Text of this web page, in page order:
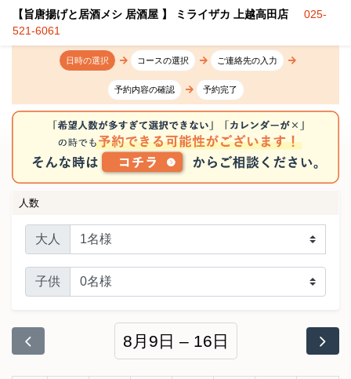
【旨唐揚げと居酒メシ 居酒屋 】 ミライザカ 上越高田店
025-
521-6061
日時の選択 コースの選択 ご連絡先の入力
予約内容の確認 予約完了
人数
大人
子供
8月9日 – 16日